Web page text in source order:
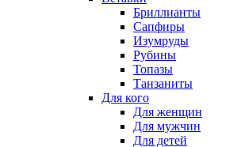
Бриллианты
Сапфиры
Изумруды
Рубины
Топазы
Танзаниты
Для кого
Для женщин
Для мужчин
Для детей